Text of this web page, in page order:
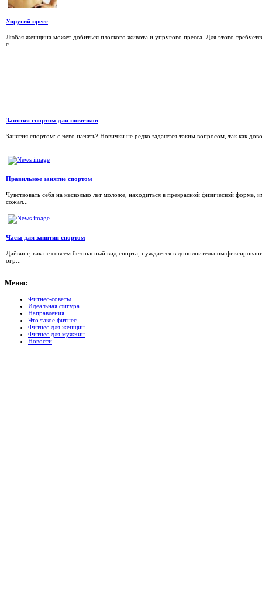
Упругий пресс
Любая женщина может добиться плоского живота и упругого пресса. Для этого
с...
Занятия спортом для новичков
Занятия спортом: с чего начать? Новички не редко задаются таким вопросом, так как
Правильное занятие спортом
Чувствовать себя на несколько лет моложе, находиться в прекрасной физической
сожал...
Часы для занятия спортом
Дайвинг, как не совсем безопасный вид спорта, нуждается в дополнительном
огр...
Меню:
Фитнес-советы
Идеальная фигура
Направления
Что такое фитнес
Фитнес для женщин
Фитнес для мужчин
Новости